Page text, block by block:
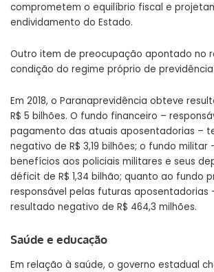
comprometem o equilíbrio fiscal e
endividamento do Estado.
Outro item de preocupação apontado no
condição do regime próprio de previdência
Em 2018, o Paranaprevidência obteve
R$ 5 bilhões. O fundo financeiro –
pagamento das atuais aposentadorias –
negativo de R$ 3,19 bilhões; o fundo militar
benefícios aos policiais militares e seus
déficit de R$ 1,34 bilhão; quanto ao fundo
responsável pelas futuras aposentadorias
resultado negativo de R$ 464,3 milhões.
Saúde e educação
Em relação à saúde, o governo estadual